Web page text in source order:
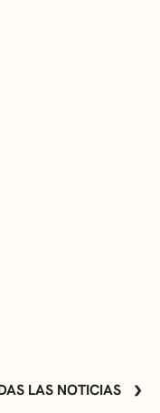
LAS NOTICIAS